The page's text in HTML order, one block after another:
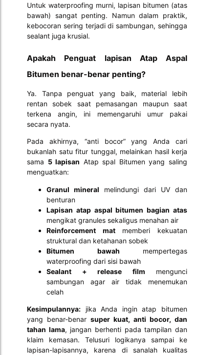
Untuk waterproofing murni, lapisan bitumen (atas
bawah) sangat penting. Namun dalam praktik,
kebocoran sering terjadi di sambungan, sehingga
sealant juga krusial.
Apakah Penguat lapisan Atap Aspal
Bitumen benar-benar penting?
Ya. Tanpa penguat yang baik, material lebih
rentan sobek saat pemasangan maupun saat
terkena angin, ini memengaruhi umur pakai
secara nyata.
Pada akhirnya, “anti bocor” yang Anda cari
bukanlah satu fitur tunggal, melainkan hasil kerja
sama 5 lapisan Atap spal Bitumen yang saling
menguatkan:
Granul mineral melindungi dari UV dan
benturan
Lapisan atap aspal bitumen bagian atas
mengikat granules sekaligus menahan air
Reinforcement matmemberi kekuatan
struktural dan ketahanan sobek
Bitumen bawah mempertegas
waterproofing dari sisi bawah
Sealant + release film mengunci
sambungan agar air tidak menemukan
celah
Kesimpulannya: jika Anda ingin atap bitumen
yang benar-benar super kuat, anti bocor, dan
tahan lama, jangan berhenti pada tampilan dan
klaim kemasan. Telusuri logikanya sampai ke
lapisan-lapisannya, karena di sanalah kualitas